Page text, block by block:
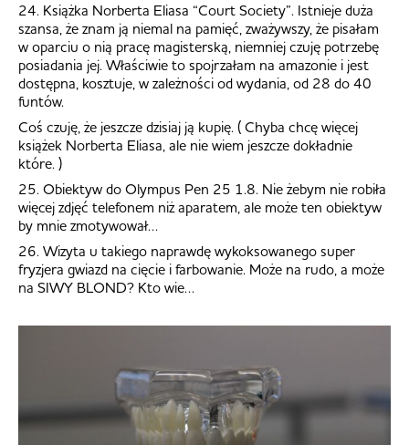
24. Książka Norberta Eliasa “Court Society”. Istnieje duża
szansa, że znam ją niemal na pamięć, zważywszy, że pisałam
w oparciu o nią pracę magisterską, niemniej czuję potrzebę
posiadania jej. Właściwie to spojrzałam na amazonie i jest
dostępna, kosztuje, w zależności od wydania, od 28 do 40
funtów.
Coś czuję, że jeszcze dzisiaj ją kupię. ( Chyba chcę więcej
książek Norberta Eliasa, ale nie wiem jeszcze dokładnie
które. )
25. Obiektyw do Olympus Pen 25 1.8. Nie żebym nie robiła
więcej zdjęć telefonem niż aparatem, ale może ten obiektyw
by mnie zmotywował…
26. Wizyta u takiego naprawdę wykoksowanego super
fryzjera gwiazd na cięcie i farbowanie. Może na rudo, a może
na SIWY BLOND? Kto wie…